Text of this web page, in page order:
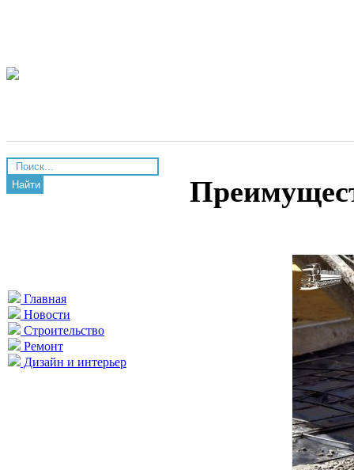
Найти
Главная
Новости
Строительство
Ремонт
Дизайн и интерьер